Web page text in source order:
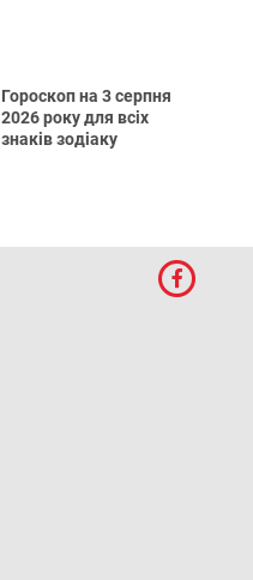
Гороскоп на 3 серпня
2026 року для всіх
знаків зодіаку